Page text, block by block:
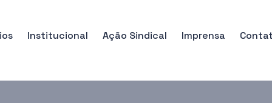
Institucional Ação Sindical Imprensa